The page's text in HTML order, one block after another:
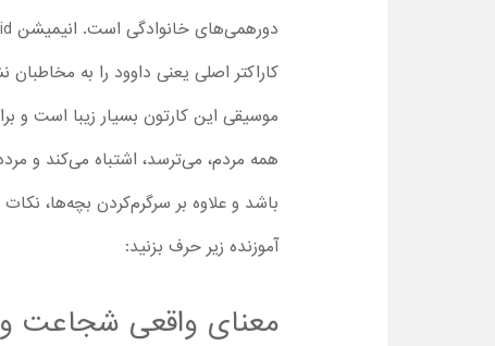
دورهمی‌های خانوادگی است. انیمیشن David را می‌توانیم دنباله
کاراکتر اصلی یعنی داوود را به مخاطبان
موسیقی این کارتون بسیار زیبا است
آموزنده زیر حرف بزنید:
معنای واقعی شجاعت